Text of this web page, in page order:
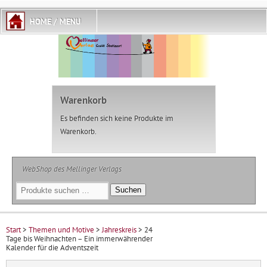
Warenkorb
Es befinden sich keine Produkte im
Warenkorb.
WebShop des Mellinger Verlags
Suchen
nach:
Suchen
Start> Themen und Motive >Jahreskreis> 24
Tage bis Weihnachten – Ein immerwährender
Kalender für die Adventszeit